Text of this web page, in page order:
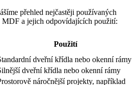
přehled nejčastěji používaných
a jejich odpovídajících použití:
Použití
dveřní křídla nebo okenní rámy
dveřní křídla nebo okenní rámy
náročnější projekty, například